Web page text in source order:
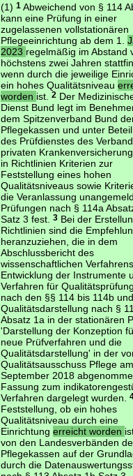
(1)1 Abweichend von § 114
kann eine Prüfung in einer
zugelassenen vollstationären
Pflegeeinrichtung ab dem 1.
2023 regelmäßig im Abstand
höchstens zwei Jahren
wenn durch die jeweilige
ein hohes Qualitätsniveau
worden ist.2 Der
Dienst Bund legt im
dem Spitzenverband Bund
Pflegekassen und unter
des Prüfdienstes des
privaten
in Richtlinien Kriterien zur
Feststellung eines hohen
Qualitätsniveaus sowie
die Veranlassung
Prüfungen nach § 114a
Satz 3 fest.3 Bei der
Richtlinien sind die
heranzuziehen, die in dem
Abschlussbericht des
wissenschaftlichen
Entwicklung der Instrumente
Verfahren für
nach den §§ 114 bis 114b
Qualitätsdarstellung nach §
Absatz 1a in der stationären
'Darstellung der Konzeption
neue Prüfverfahren und die
Qualitätsdarstellung' in der
Qualitätsausschuss Pflege
September 2018
Fassung zum
Verfahren dargelegt wurden.
Feststellung, ob ein hohes
Qualitätsniveau durch eine
Einrichtungerreicht worden
von den Landesverbänden
Pflegekassen auf der
durch die